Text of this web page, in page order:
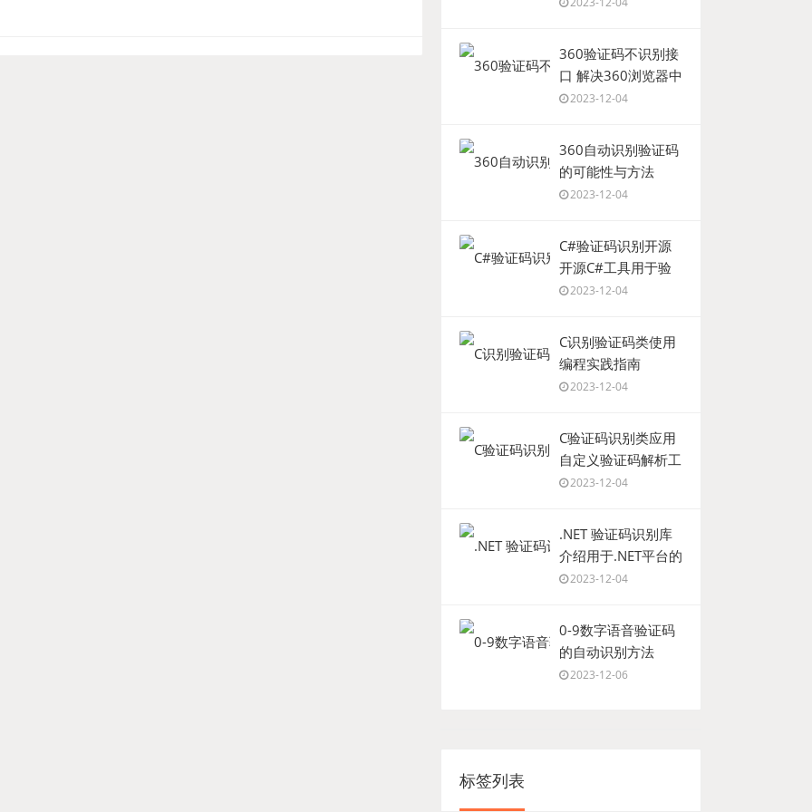
360验证码不识别接
口 解决360浏览器中
验证码无法识别的接
2023-12-04
360自动识别验证码
的可能性与方法
2023-12-04
C#验证码识别开源
开源C#工具用于验
证码处理
2023-12-04
C识别验证码类使用
编程实践指南
2023-12-04
C验证码识别类应用
自定义验证码解析工
具2023-12-04
.NET 验证码识别库
介绍用于.NET平台的
验证码识别库
2023-12-04
0-9数字语音验证码
的自动识别方法
2023-12-06
标签列表